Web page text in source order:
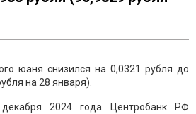
юаня снизился на 0,0321 рубля до
на 28 января).
2024 года Центробанк РФ